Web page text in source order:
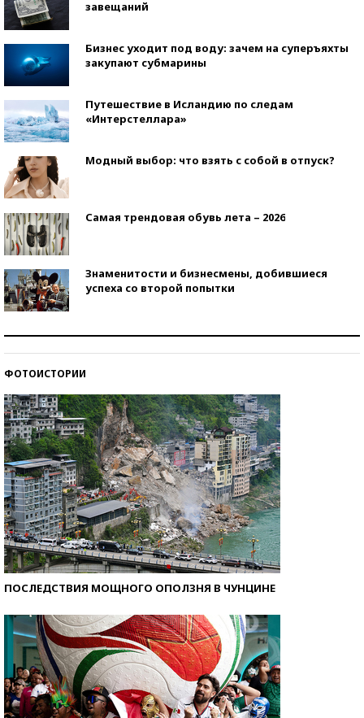
завещаний
Бизнес уходит под воду: зачем на суперъяхты
закупают субмарины
Путешествие в Исландию по следам
«Интерстеллара»
Модный выбор: что взять с собой в отпуск?
Самая трендовая обувь лета – 2026
Знаменитости и бизнесмены, добившиеся
успеха со второй попытки
ФОТОИСТОРИИ
ПОСЛЕДСТВИЯ МОЩНОГО ОПОЛЗНЯ В ЧУНЦИНЕ